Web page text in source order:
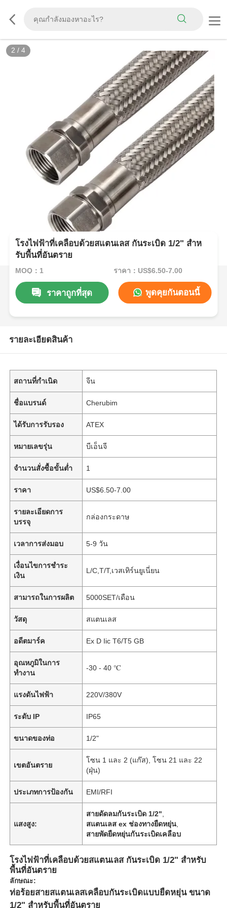
2 / 4
โรงไฟฟ้าที่เคลือบด้วยสแตนเลส กันระเบิด 1/2" สําห
รับพื้นที่อันตราย
MOQ：1 ราคา：US$6.50-7.00
ราคาถูกที่สุด พูดคุยกันตอนนี้
รายละเอียดสินค้า
สถานที่กำเนิด จีน
ชื่อแบรนด์ Cherubim
ได้รับการรับรอง ATEX
หมายเลขรุ่น บีเอ็นจี
จำนวนสั่งซื้อขั้นต่ำ 1
ราคา US$6.50-7.00
รายละเอียดการ
บรรจุ
กล่องกระดาษ
เวลาการส่งมอบ 5-9 วัน
เงื่อนไขการชำระ
เงิน
L/C,T/T,เวสเทิร์นยูเนี่ยน
สามารถในการผลิต 5000SET/เดือน
วัสดุ สแตนเลส
อดีตมาร์ค Ex D Iic T6/T5 GB
อุณหภูมิในการ
ทำงาน
-30 - 40 ℃
แรงดันไฟฟ้า 220V/380V
ระดับ IP IP65
ขนาดของท่อ 1/2"
เขตอันตราย
โซน 1 และ 2 (แก๊ส), โซน 21 และ 22
(ฝุ่น)
ประเภทการป้องกัน EMI/RFI
แสงสูง:
สายดัดลมกันระเบิด 1/2"
สแตนเลส ex ช่องทางยืดหยุ่น
สายพัดยืดหยุ่นกันระเบิดเคลือบ
โรงไฟฟ้าที่เคลือบด้วยสแตนเลส กันระเบิด 1/2" สําหรับ
พื้นที่อันตราย
ลักษณะ:
ท่อร้อยสายสแตนเลสเคลือบกันระเบิดแบบยืดหยุ่น ขนาด
1/2" สำหรับพื้นที่อันตราย